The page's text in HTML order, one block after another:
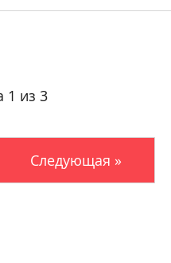
1 из 3
Следующая »